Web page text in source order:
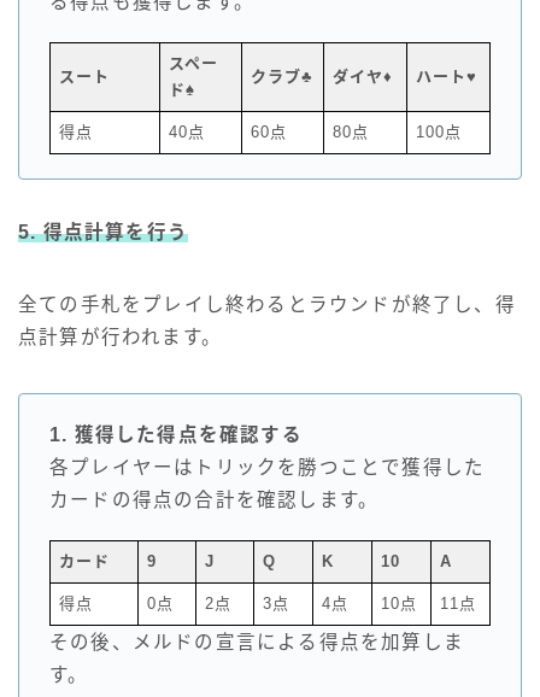
スート
スペー
ド♠
クラブ♣ ダイヤ♦ ハート♥
得点 40点 60点 80点 100点
5. 得点計算を行う
全ての手札をプレイし終わるとラウンドが終了し、得
点計算が行われます。
1. 獲得した得点を確認する
各プレイヤーはトリックを勝つことで獲得した
カードの得点の合計を確認します。
カード 9 J Q K 10 A
得点 0点 2点 3点 4点 10点 11点
その後、メルドの宣言による得点を加算しま
す。